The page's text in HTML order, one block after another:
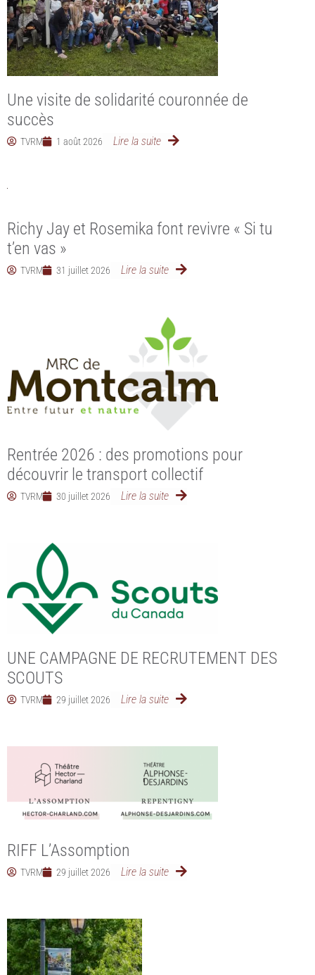
Une visite de solidarité couronnée de
succès
TVRM 1 août 2026 Lire la suite
Richy Jay et Rosemika font revivre « Si tu
t’en vas »
TVRM 31 juillet 2026 Lire la suite
Rentrée 2026 : des promotions pour
découvrir le transport collectif
TVRM 30 juillet 2026 Lire la suite
UNE CAMPAGNE DE RECRUTEMENT DES
SCOUTS
TVRM 29 juillet 2026 Lire la suite
RIFF L’Assomption
TVRM 29 juillet 2026 Lire la suite